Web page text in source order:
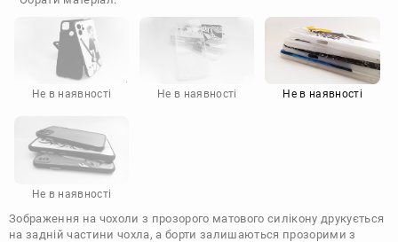
Doogee
Infinix
Motorola
Не в наявності Не в наявності Не в наявності
Не в наявності
Зображення на чохоли з прозорого матового силікону друкується
на задній частини чохла, а борти залишаються прозорими з